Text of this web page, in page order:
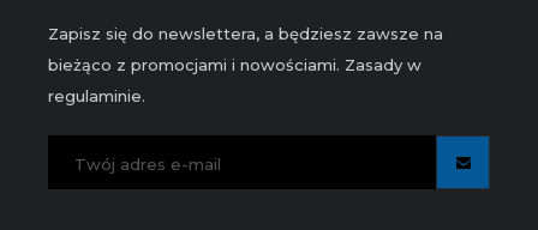
Zapisz się do newslettera, a będziesz zawsze na
bieżąco z promocjami i nowościami. Zasady w
regulaminie.